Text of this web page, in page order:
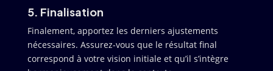
5. Finalisation
Finalement, apportez les derniers ajustements
nécessaires. Assurez-vous que le résultat final
correspond à votre vision initiale et qu’il s’intègre